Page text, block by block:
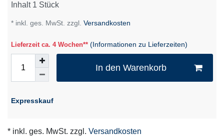
Inhalt 1 Stück
* inkl. ges. MwSt. zzgl. Versandkosten
Lieferzeit ca. 4 Wochen** (Informationen zu Lieferzeiten)
In den Warenkorb
Expresskauf
* inkl. ges. MwSt. zzgl. Versandkosten